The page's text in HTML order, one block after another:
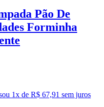
Pão De
Forminha
ou 1x de R$ 67,91 sem juros